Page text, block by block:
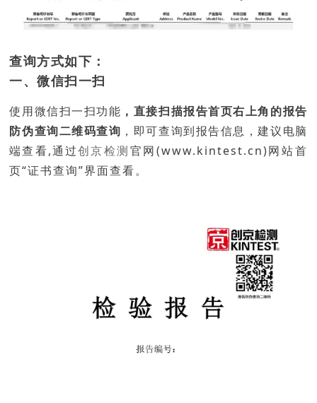
查询方式如下：
一、微信扫一扫
使用微信扫一扫功能 ，直接扫描报告首页右上角的报告
防伪查询二维码查询 ，即可查询到报告信息，建议电脑
端查看,通过创京检测官网(www.kintest.cn)网站首
页“证书查询”界面查看。